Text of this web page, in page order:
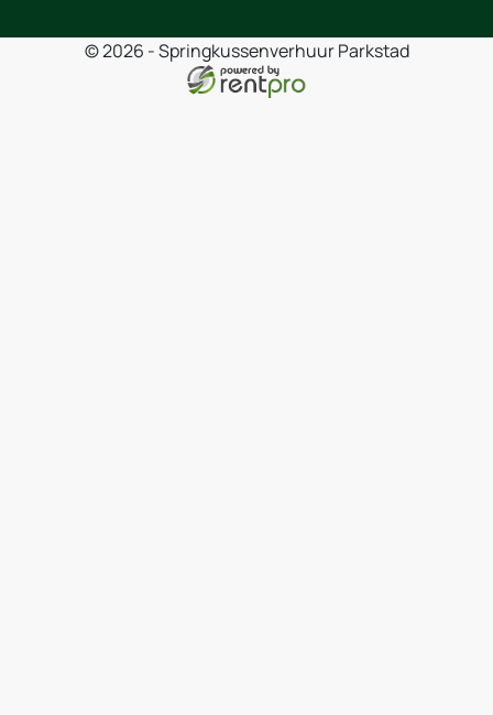
© 2026 - Springkussenverhuur Parkstad